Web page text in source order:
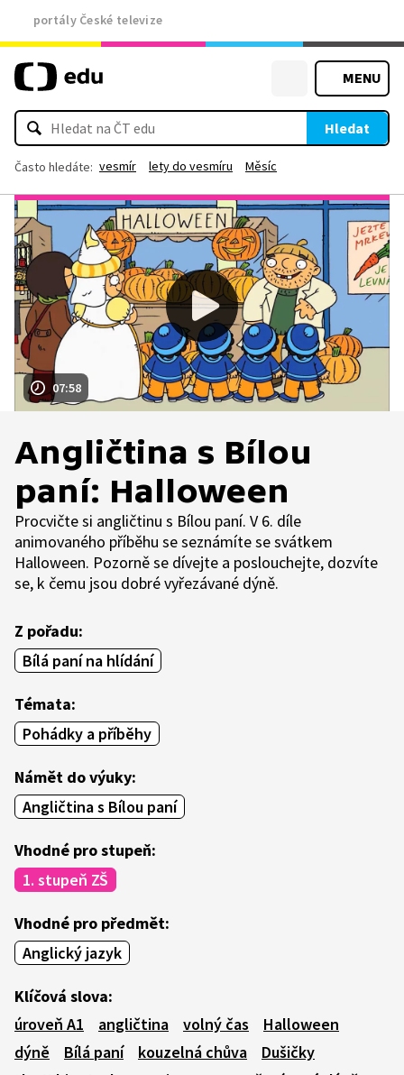
portály České televize
MENU
Hledat
Často hledáte: vesmír lety do vesmíru Měsíc
07:58
Angličtina s Bílou
paní: Halloween
Procvičte si angličtinu s Bílou paní. V 6. díle
animovaného příběhu se seznámíte se svátkem
Halloween. Pozorně se dívejte a poslouchejte, dozvíte
se, k čemu jsou dobré vyřezávané dýně.
Z pořadu:
Bílá paní na hlídání
Témata:
Pohádky a příběhy
Námět do výuky:
Angličtina s Bílou paní
Vhodné pro stupeň:
1. stupeň ZŠ
Vhodné pro předmět:
Anglický jazyk
Klíčová slova:
úroveň A1
angličtina volný čas
Halloween
dýně
Bílá paní kouzelná chůva
Dušičky